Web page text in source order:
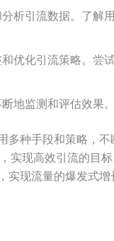
析引流数据。了解
优化引流策略。尝
地监测和评估效果
种手段和策略，
实现高效引流的目
现流量的爆发式增